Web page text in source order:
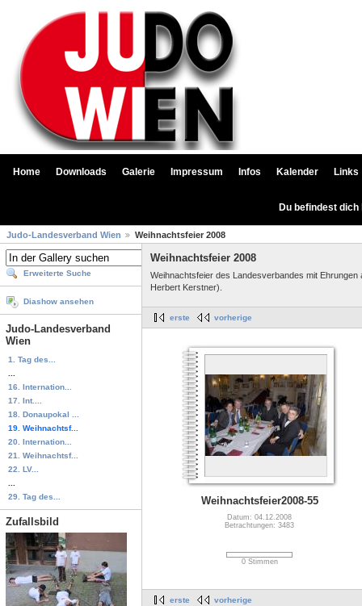
Home Downloads Galerie Impressum Infos Kalender Links
Du befindest
Judo-Landesverband Wien Weihnachtsfeier 2008
Erweiterte Suche
Diashow ansehen
Judo-Landesverband
Wien
1. Tag des...
16. Internation...
17. Int....
18. Donaupokal ...
19. Weihnachtsf...
20. Internation...
21. Weihnachtsf...
22. LV...
29. Tag des...
Zufallsbild
Weihnachtsfeier 2008
Weihnachtsfeier des Landesverbandes mit
Herbert Kerstner).
erste vorherige
Weihnachtsfeier2008-55
Datum: 04.12.2008
Betrachtungen: 3483
0 Stimmen
erste vorherige